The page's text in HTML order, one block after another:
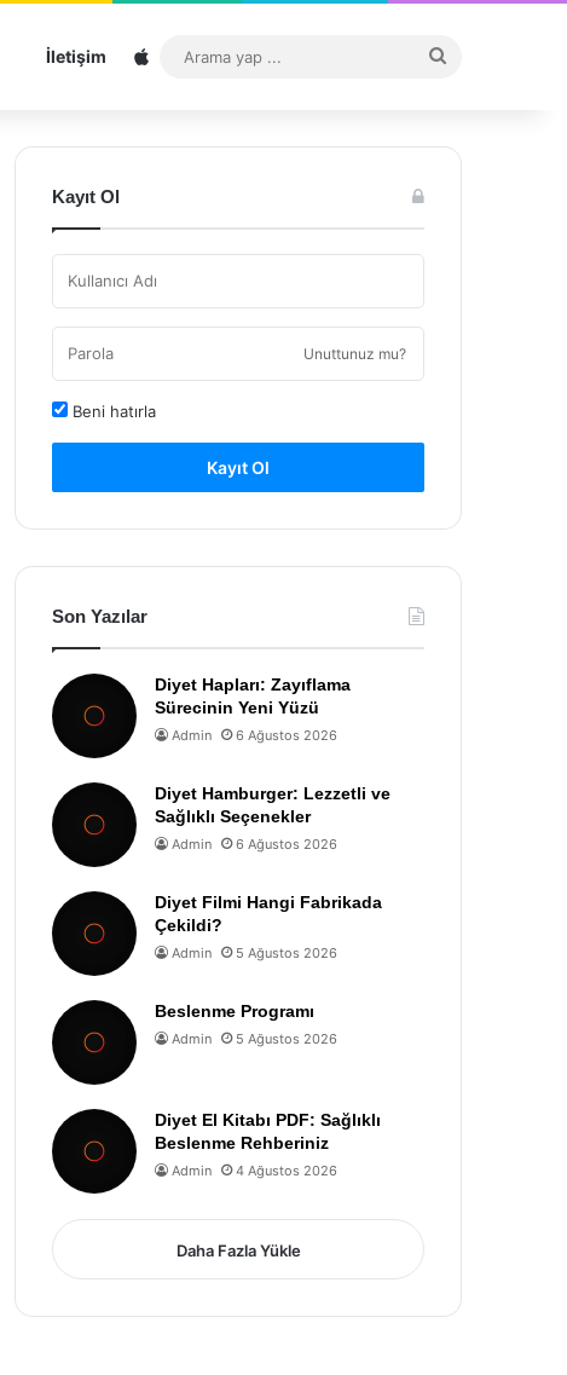
İletişim Sitemap
...
Kayıt Ol
Unuttunuz mu?
Beni hatırla
Kayıt Ol
Son Yazılar
Diyet Hapları: Zayıflama
Sürecinin Yeni Yüzü
Admin 6 Ağustos 2026
Diyet Hamburger: Lezzetli ve
Sağlıklı Seçenekler
Admin 6 Ağustos 2026
Diyet Filmi Hangi Fabrikada
Çekildi?
Admin 5 Ağustos 2026
Beslenme Programı
Admin 5 Ağustos 2026
Diyet El Kitabı PDF: Sağlıklı
Beslenme Rehberiniz
Admin 4 Ağustos 2026
Daha Fazla Yükle